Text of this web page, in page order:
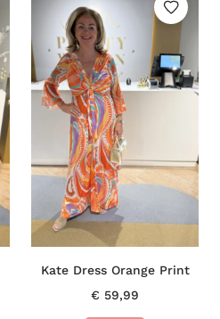
Kate Dress Orange Print
€ 59,99